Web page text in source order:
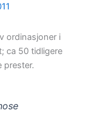
ordinasjoner i
ca 50 tidligere
prester.